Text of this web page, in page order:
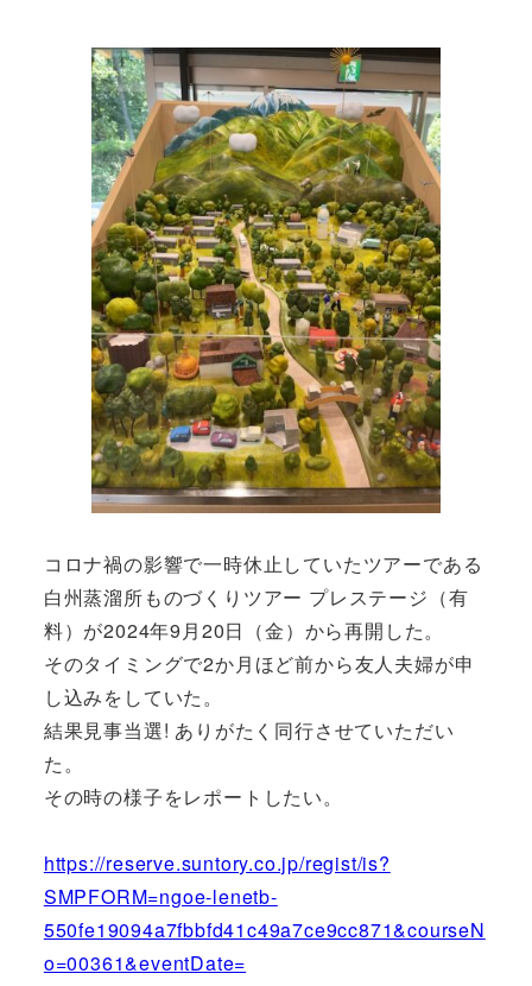
コロナ禍の影響で一時休止していたツアーである
白州蒸溜所ものづくりツアー プレステージ（有
料）が2024年9月20日（金）から再開した。
そのタイミングで2か月ほど前から友人夫婦が申
し込みをしていた。
結果見事当選! ありがたく同行させていただい
た。
その時の様子をレポートしたい。
https://reserve.suntory.co.jp/regist/is?
SMPFORM=ngoe-lenetb-
550fe19094a7fbbfd41c49a7ce9cc871&courseN
o=00361&eventDate=